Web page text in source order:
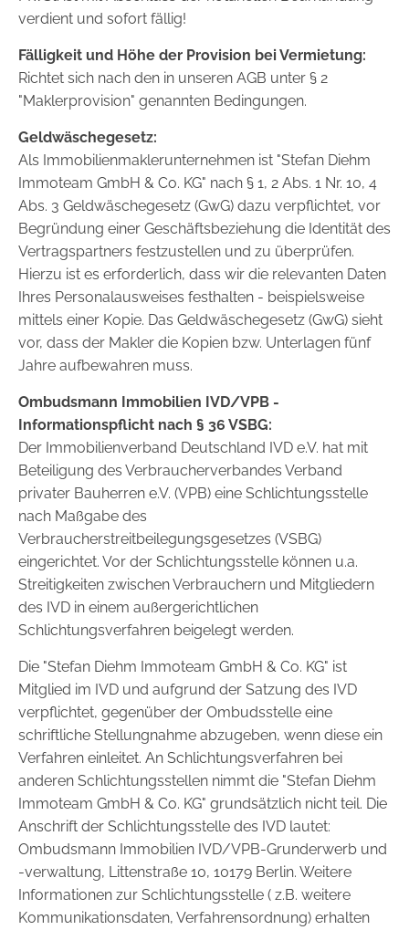
verdient und sofort fällig!
Fälligkeit und Höhe der Provision bei Vermietung:
Richtet sich nach den in unseren AGB unter § 2
"Maklerprovision" genannten Bedingungen.
Geldwäschegesetz:
Als Immobilienmaklerunternehmen ist "Stefan Diehm
Immoteam GmbH & Co. KG" nach § 1, 2 Abs. 1 Nr. 10, 4
Abs. 3 Geldwäschegesetz (GwG) dazu verpflichtet, vor
Begründung einer Geschäftsbeziehung die Identität des
Vertragspartners festzustellen und zu überprüfen.
Hierzu ist es erforderlich, dass wir die relevanten Daten
Ihres Personalausweises festhalten - beispielsweise
mittels einer Kopie. Das Geldwäschegesetz (GwG) sieht
vor, dass der Makler die Kopien bzw. Unterlagen fünf
Jahre aufbewahren muss.
Ombudsmann Immobilien IVD/VPB -
Informationspflicht nach § 36 VSBG:
Der Immobilienverband Deutschland IVD e.V. hat mit
Beteiligung des Verbraucherverbandes Verband
privater Bauherren e.V. (VPB) eine Schlichtungsstelle
nach Maßgabe des
Verbraucherstreitbeilegungsgesetzes (VSBG)
eingerichtet. Vor der Schlichtungsstelle können u.a.
Streitigkeiten zwischen Verbrauchern und Mitgliedern
des IVD in einem außergerichtlichen
Schlichtungsverfahren beigelegt werden.
Die "Stefan Diehm Immoteam GmbH & Co. KG" ist
Mitglied im IVD und aufgrund der Satzung des IVD
verpflichtet, gegenüber der Ombudsstelle eine
schriftliche Stellungnahme abzugeben, wenn diese ein
Verfahren einleitet. An Schlichtungsverfahren bei
anderen Schlichtungsstellen nimmt die "Stefan Diehm
Immoteam GmbH & Co. KG" grundsätzlich nicht teil. Die
Anschrift der Schlichtungsstelle des IVD lautet:
Ombudsmann Immobilien IVD/VPB-Grunderwerb und
-verwaltung, Littenstraße 10, 10179 Berlin. Weitere
Informationen zur Schlichtungsstelle ( z.B. weitere
Kommunikationsdaten, Verfahrensordnung) erhalten